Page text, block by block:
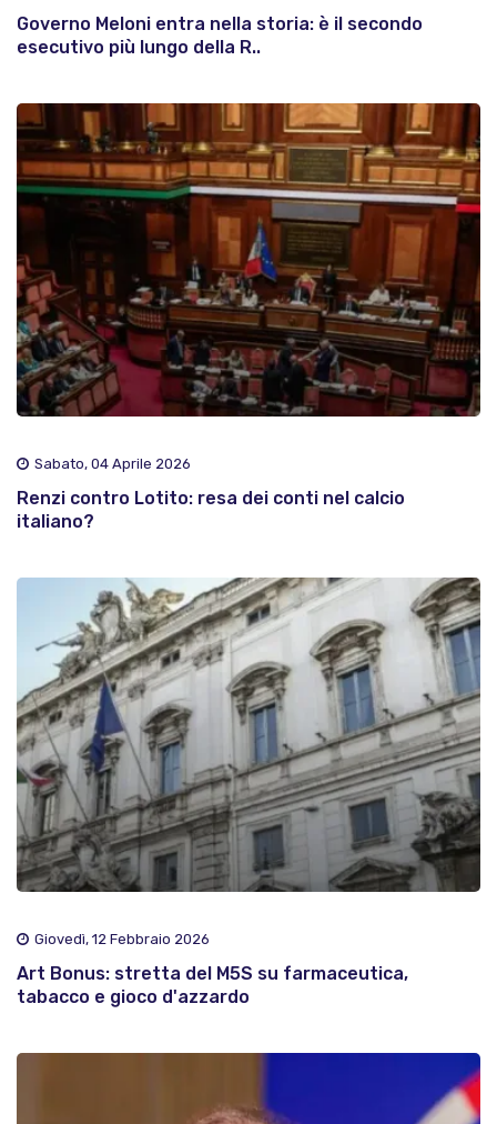
Governo Meloni entra nella storia: è il secondo
esecutivo più lungo della R..
Sabato, 04 Aprile 2026
Renzi contro Lotito: resa dei conti nel calcio
italiano?
Giovedì, 12 Febbraio 2026
Art Bonus: stretta del M5S su farmaceutica,
tabacco e gioco d'azzardo